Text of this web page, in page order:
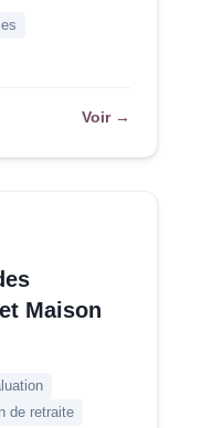
Voir →
Maison
de retraite